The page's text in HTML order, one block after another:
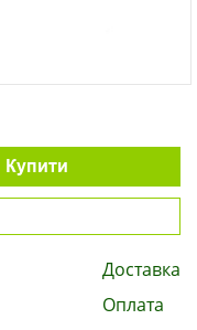
Купити
Доставка
Оплата